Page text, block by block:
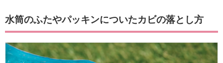
水筒のふたやパッキンについたカビの落とし方